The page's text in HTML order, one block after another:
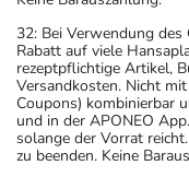
32: Bei Verwendung
Rabatt auf viele
rezeptpflichtige Artikel,
Versandkosten. Nicht
Coupons) kombinierbar
und in der APONEO
solange der Vorrat
zu beenden. Keine